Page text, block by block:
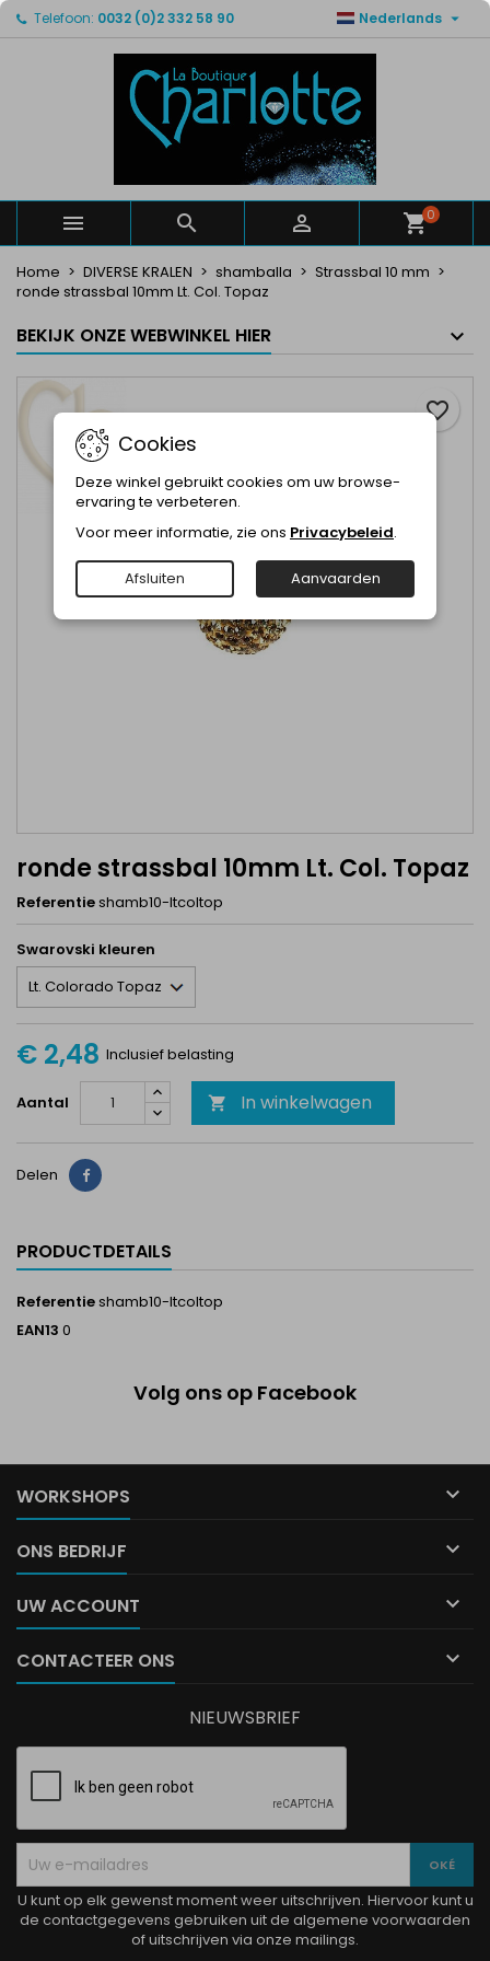
Telefoon: 0032 (0)2 332 58 90 Nederlands 
   0
Home DIVERSE KRALEN shamballa
Strassbal 10 mm
ronde strassbal 10mm Lt. Col. Topaz
BEKIJK ONZE WEBWINKEL HIER
ronde strassbal 10mm Lt. Col. Topaz
Referentieshamb10-ltcoltop
Swarovski kleuren
€ 2,48 Inclusief belasting
Aantal  In winkelwagen
favorite_border
Delen Delen
PRODUCTDETAILS
Referentieshamb10-ltcoltop
EAN13 0
Volg ons op Facebook
WORKSHOPS 
ONS BEDRIJF 
UW ACCOUNT 
CONTACTEER ONS 
Mijn verlanglijsten ×
Maak een lijst
Maak een verlanglijst ×
Verlanglijst naam
Annuleren Maak een verlanglijst
Inloggen ×
U moet ingelogd zijn om producten in uw verlanglijst
Annuleren Inloggen
Cookies
Deze winkel gebruikt cookies om uw browse-
ervaring te verbeteren.
Voor meer informatie, zie ons Privacybeleid.
Afsluiten Aanvaarden
NIEUWSBRIEF
U kunt op elk gewenst moment weer uitschrijven. Hiervoor kunt u
de contactgegevens gebruiken uit de algemene voorwaarden
of uitschrijven via onze mailings.